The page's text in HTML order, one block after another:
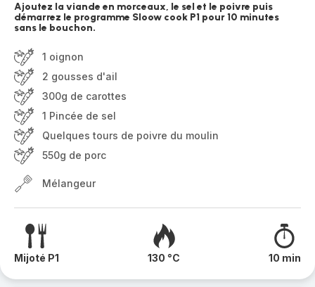
Ajoutez la viande en morceaux, le sel et le poivre puis
démarrez le programme Sloow cook P1 pour 10 minutes
sans le bouchon.
1 oignon
2 gousses d'ail
300g de carottes
1 Pincée de sel
Quelques tours de poivre du moulin
550g de porc
Mélangeur
Mijoté P1 130 °C 10 min